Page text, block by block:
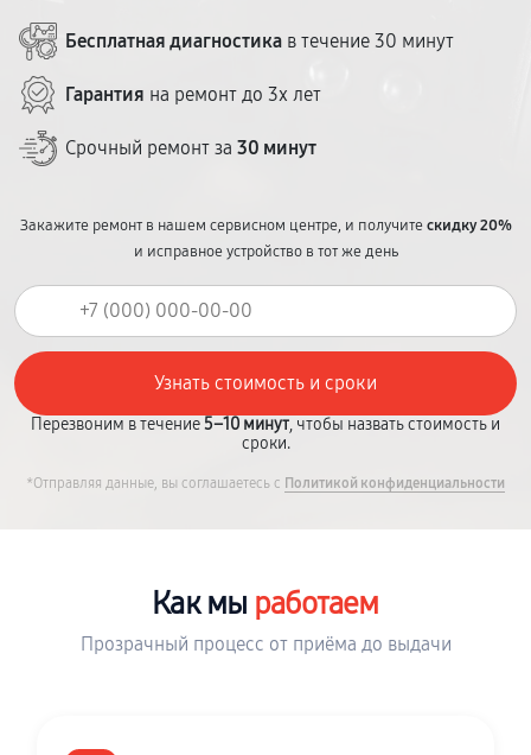
Бесплатная диагностика в течение 30 минут
Гарантия на ремонт до 3х лет
Срочный ремонт за 30 минут
Закажите ремонт в нашем сервисном центре, и получитескидку 20%
и исправное устройство в тот же день
Перезвоним в течение 5–10 минут, чтобы назвать стоимость и
сроки.
*Отправляя данные, вы соглашаетесь с Политикой конфиденциальности
Как мы работаем
Прозрачный процесс от приёма до выдачи